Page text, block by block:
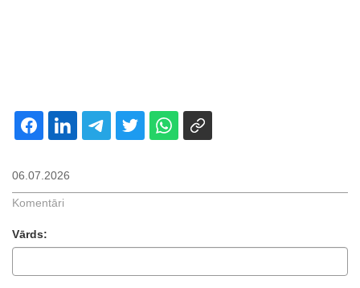
06.07.2026
Komentāri
Vārds: